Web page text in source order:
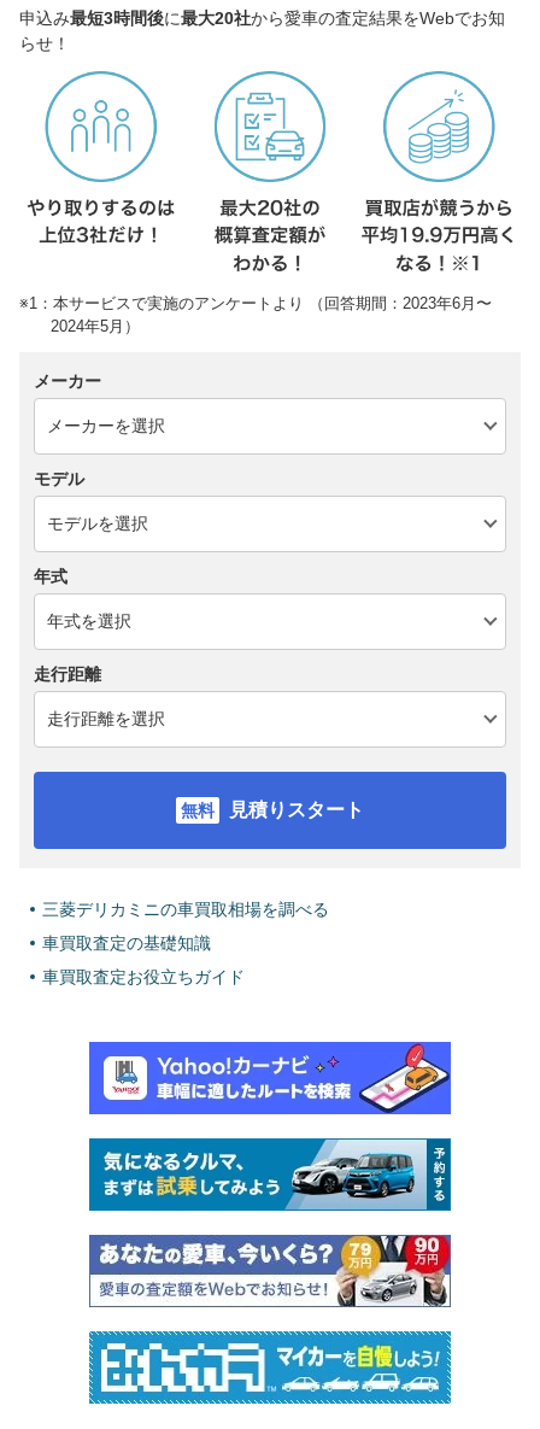
申込み最短3時間後に最大20社から愛車の査定結果をWebでお知
らせ！
※1：本サービスで実施のアンケートより （回答期間：2023年6月〜
2024年5月）
メーカー
モデル
年式
走行距離
見積りスタート
三菱デリカミニの車買取相場を調べる
車買取査定の基礎知識
車買取査定お役立ちガイド